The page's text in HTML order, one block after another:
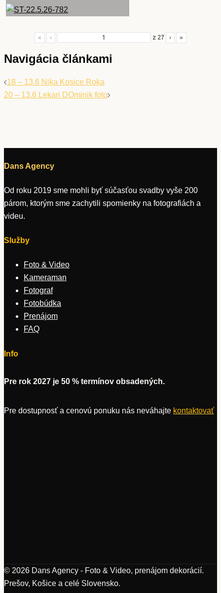
« ‹ z 27 › »
Navigácia článkami
18 – 13.6 Nika Kosice Roka
20 – 13.6 Lekari DOminik foto
Dans Agency
Od roku 2019 sme mohli byť súčasťou svadby vyše 200
párom, ktorým sme zachytili spomienky na fotografiách a
videu.
Služby
Foto & Video
Kameraman
Fotograf
Fotobúdka
Prenájom
FAQ
Info
Pre rok 2027 je 50 % termínov obsadených.
Pre dostupnosť a cenovú ponuku nás neváhajte kontaktovať
© 2026 Dans Agency - Foto & Video, prenájom dekorácií.
Prešov, Košice a celé Slovensko.